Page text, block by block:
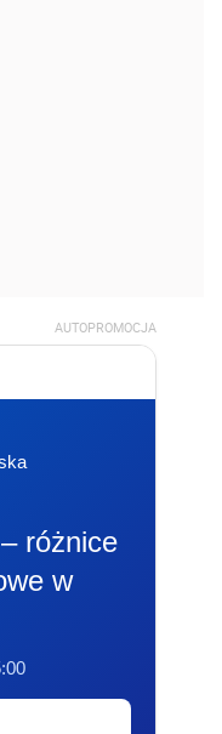
AUTOPROMOCJA
– różnice
w